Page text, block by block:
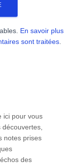
En savoir plus
sont traitées
ici pour vous
notes prises
des